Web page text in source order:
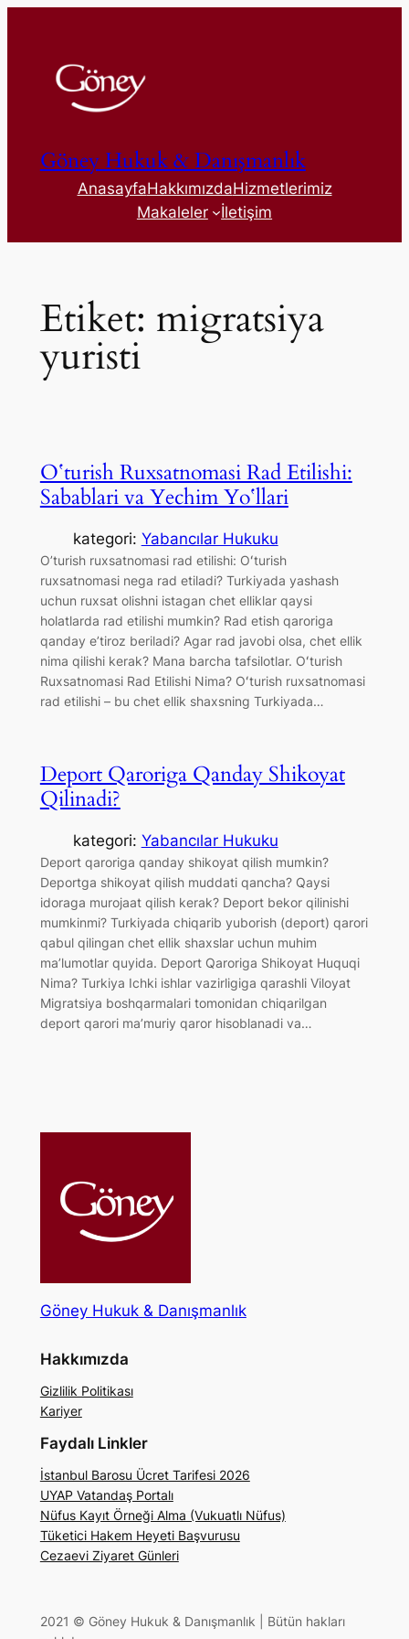
Göney Hukuk & Danışmanlık
AnasayfaHakkımızdaHizmetlerimiz
Makaleler
İletişim
Etiket: migratsiya
yuristi
Oʻturish Ruxsatnomasi Rad Etilishi:
Sabablari va Yechim Yoʻllari
kategori: Yabancılar Hukuku
O’turish ruxsatnomasi rad etilishi: Oʻturish
ruxsatnomasi nega rad etiladi? Turkiyada yashash
uchun ruxsat olishni istagan chet elliklar qaysi
holatlarda rad etilishi mumkin? Rad etish qaroriga
qanday e’tiroz beriladi? Agar rad javobi olsa, chet ellik
nima qilishi kerak? Mana barcha tafsilotlar. Oʻturish
Ruxsatnomasi Rad Etilishi Nima? Oʻturish ruxsatnomasi
rad etilishi – bu chet ellik shaxsning Turkiyada…
Deport Qaroriga Qanday Shikoyat
Qilinadi?
kategori: Yabancılar Hukuku
Deport qaroriga qanday shikoyat qilish mumkin?
Deportga shikoyat qilish muddati qancha? Qaysi
idoraga murojaat qilish kerak? Deport bekor qilinishi
mumkinmi? Turkiyada chiqarib yuborish (deport) qarori
qabul qilingan chet ellik shaxslar uchun muhim
ma’lumotlar quyida. Deport Qaroriga Shikoyat Huquqi
Nima? Turkiya Ichki ishlar vazirligiga qarashli Viloyat
Migratsiya boshqarmalari tomonidan chiqarilgan
deport qarori ma’muriy qaror hisoblanadi va…
Göney Hukuk & Danışmanlık
Hakkımızda
Gizlilik Politikası
Kariyer
Faydalı Linkler
İstanbul Barosu Ücret Tarifesi 2026
UYAP Vatandaş Portalı
Nüfus Kayıt Örneği Alma (Vukuatlı Nüfus)
Tüketici Hakem Heyeti Başvurusu
Cezaevi Ziyaret Günleri
2021 © Göney Hukuk & Danışmanlık | Bütün hakları